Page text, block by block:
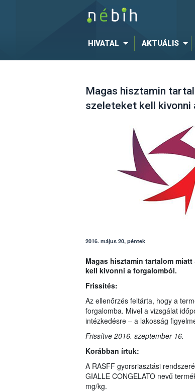
HIVATAL AKTUÁLIS
Magas hisztamin
szeleteket kell kivonni
2016. május 20, péntek
Magas hisztamin tartalom
kell kivonni a forgalomból.
Frissítés:
Az ellenőrzés feltárta, hogy a
forgalomba. Mivel a vizsgálat
intézkedésre – a lakosság
Frissítve 2016. szeptember 16.
Korábban írtuk:
A RASFF gyorsriasztási
GIALLE CONGELATO nevű
mg/kg.